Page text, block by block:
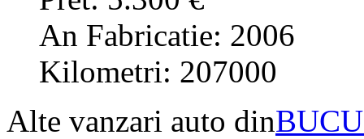
An Fabricatie: 2006
Kilometri: 207000
Alte vanzari auto din